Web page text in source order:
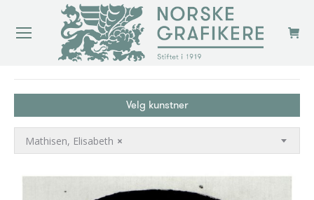
Velg kunstner
×
Mathisen, Elisabeth